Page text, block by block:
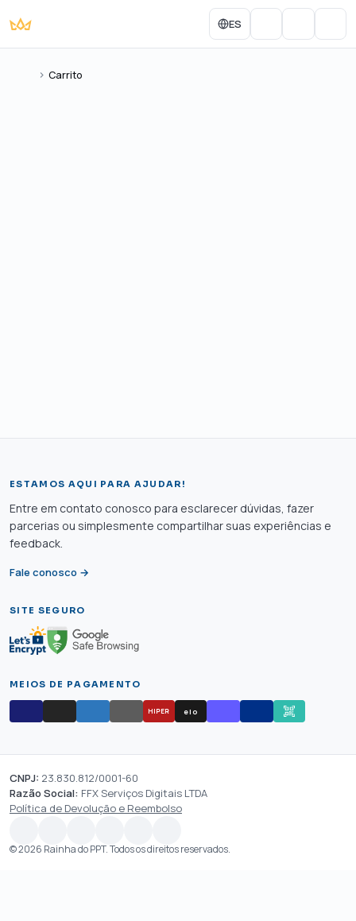
ES
Home
Carrito
ESTAMOS AQUI PARA AJUDAR!
Entre em contato conosco para esclarecer dúvidas, fazer
parcerias ou simplesmente compartilhar suas experiências e
feedback.
Fale conosco →
SITE SEGURO
MEIOS DE PAGAMENTO
HIPER elo
CNPJ: 23.830.812/0001-60
Razão Social: FFX Serviços Digitais LTDA
Política de Devolução e Reembolso
© 2026 Rainha do PPT. Todos os direitos reservados.